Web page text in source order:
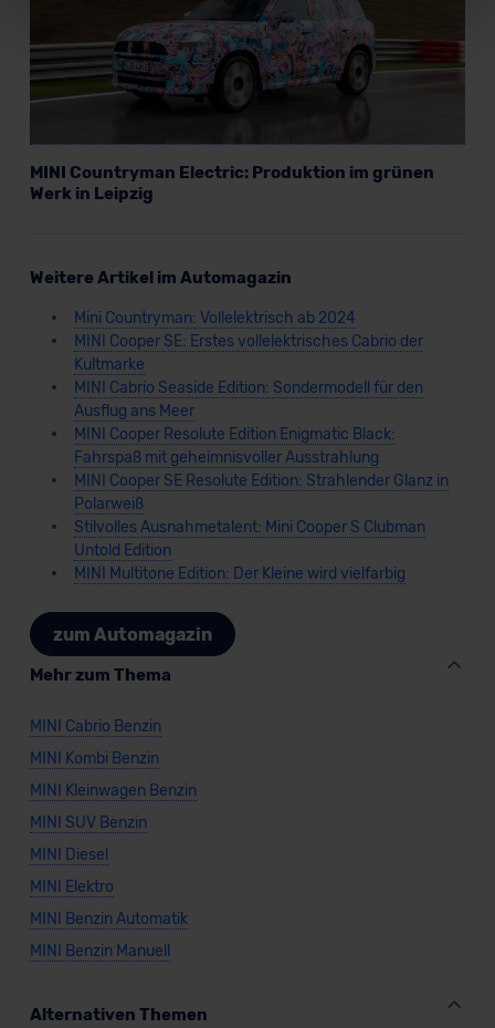
Für alle beschriebenen Technologien und Cookies gilt –
soweit keine detaillierteren Angaben erfolgen: Wir
beabsichtigen nicht, diese Daten an Empfänger
lassen. Soweit eine Übermittlung in ein Land außerhalb
der EU erfolgt, erfolgt dies ausschließlich auf der
Grundlage eines Angemessenheitsbeschlusses der EU-
DSGVO) oder wenn Sie hierzu Ihre Einwilligung freiwillig
Datenschutzklauseln können Sie über den Kontakt zu
unserem Datenschutzbeauftragten unter
datenschutz@meinauto.de anfordern.
Datenschutzerklärung|Impressum
MINI Countryman Electric: Produktion im grünen
Werk in Leipzig
Weitere Artikel im Automagazin
Mini Countryman: Vollelektrisch ab 2024
MINI Cooper SE: Erstes vollelektrisches Cabrio der
Kultmarke
MINI Cabrio Seaside Edition: Sondermodell für den
Ausflug ans Meer
MINI Cooper Resolute Edition Enigmatic Black:
Fahrspaß mit geheimnisvoller Ausstrahlung
MINI Cooper SE Resolute Edition: Strahlender Glanz in
Polarweiß
Stilvolles Ausnahmetalent: Mini Cooper S Clubman
Untold Edition
MINI Multitone Edition: Der Kleine wird vielfarbig
zum Automagazin
Mehr zum Thema
MINI Cabrio Benzin
MINI Kombi Benzin
MINI Kleinwagen Benzin
MINI SUV Benzin
MINI Diesel
MINI Elektro
MINI Benzin Automatik
MINI Benzin Manuell
Alternativen Themen